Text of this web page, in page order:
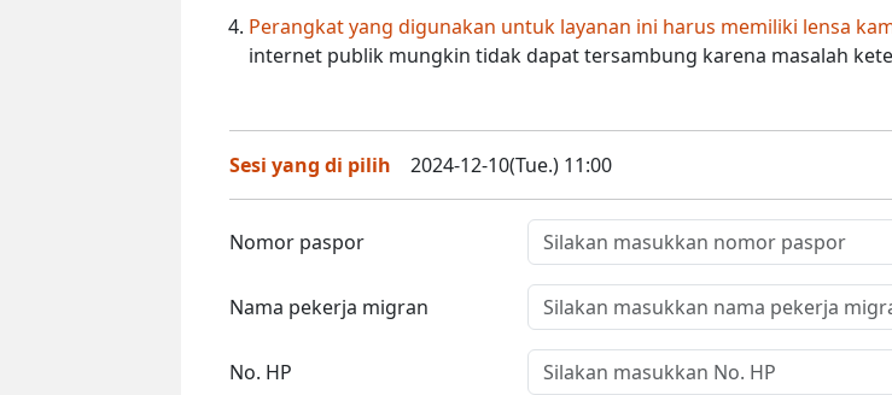
Perangkat yang digunakan untuk layanan ini harus memiliki lensa
internet publik mungkin tidak dapat tersambung karena masalah
Sesi yang di pilih 2024-12-10(Tue.) 11:00
Nomor paspor
Nama pekerja migran
No. HP